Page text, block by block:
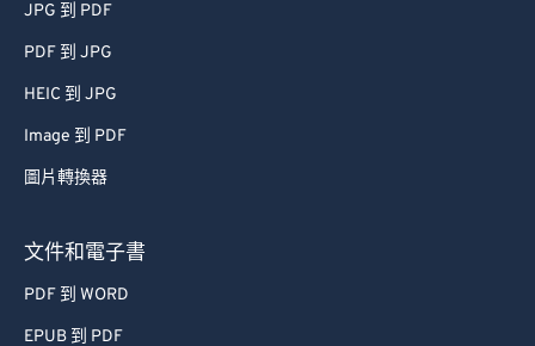
JPG 到 PDF
PDF 到 JPG
HEIC 到 JPG
Image 到 PDF
圖片轉換器
文件和電子書
PDF 到 WORD
EPUB 到 PDF